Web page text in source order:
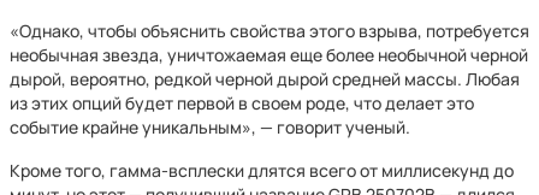
«Однако, чтобы объяснить свойства этого взрыва, потребуется
необычная звезда, уничтожаемая еще более необычной черной
дырой, вероятно, редкой черной дырой средней массы. Любая
из этих опций будет первой в своем роде, что делает это
событие крайне уникальным», — говорит ученый.
Кроме того, гамма-всплески длятся всего от миллисекунд до